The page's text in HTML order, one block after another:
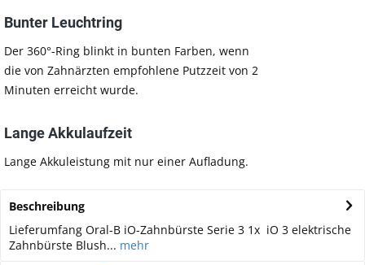
Bunter Leuchtring
Der 360°-Ring blinkt in bunten Farben, wenn
die von Zahnärzten empfohlene Putzzeit von 2
Minuten erreicht wurde.
Lange Akkulaufzeit
Lange Akkuleistung mit nur einer Aufladung.
Beschreibung
Lieferumfang Oral-B iO-Zahnbürste Serie 3 1x iO 3 elektrische
Zahnbürste Blush... mehr